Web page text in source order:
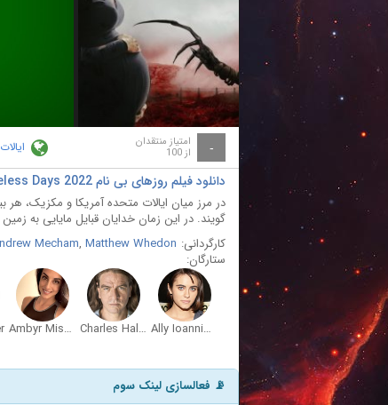
- امتیاز منتقدان
از 100
دانلود فیلم روزهای بی نام The Nameless Days 2022
در مرز میان ایالات متحده آمریکا و مکزیک،
گویند. در این زمان خدایان قبایل مایایی به
کارگردانی:
Mecham, Matthew Whedon
ستارگان:
Ally Ioannides
Charles Halford
Ambyr Mishelle
📡 فعالسازی لینک سوم